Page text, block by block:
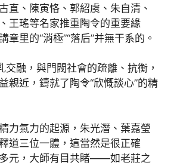
直、陳寅恪、郭紹虞、朱自清、
王瑤等名家推重陶令的重要緣
章里的“消極”“落后”并無干系的。
交融，與門閥社會的疏離、抗衡，
親近，鑄就了陶令“欣慨談心”的精
力氣力的起源，朱光潛、葉嘉瑩
道三位一體，這當然是很正確
元，大師有目共睹——如老莊之